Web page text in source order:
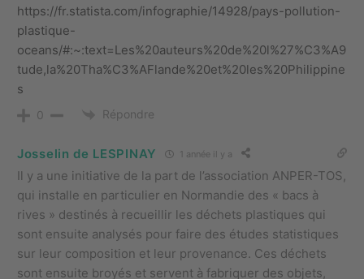
https://fr.statista.com/infographie/14928/pays-pollution-
plastique-
oceans/#:~:text=Les%20auteurs%20de%20l%27%C3%A9
tude,la%20Tha%C3%AFlande%20et%20les%20Philippine
s
0 Répondre
Josselin de LESPINAY 1 année il y a
Il y a une initiative de la part de l’association ANPER-TOS,
qui installe en particulier en Normandie des « bacs à
rives » destinés à recueillir les déchets plastiques qui
sont ensuite analysés pour faire des études statistiques
sur leur composition et leur provenance. Ces déchets
sont ensuite broyés et servent à fabriquer des objets,